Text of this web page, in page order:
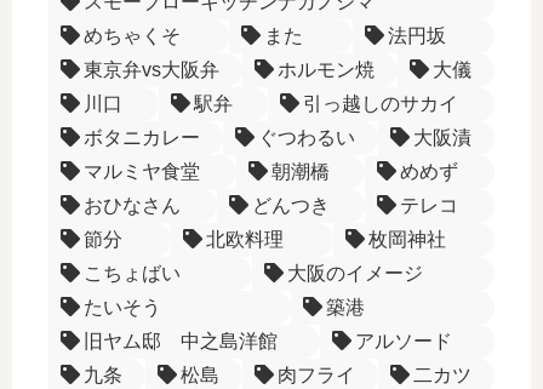
めちゃくそ
また
法円坂
東京弁vs大阪弁
ホルモン焼
大儀
川口
駅弁
引っ越しのサカイ
ボタニカレー
ぐつわるい
大阪漬
マルミヤ食堂
朝潮橋
めめず
おひなさん
どんつき
テレコ
節分
北欧料理
枚岡神社
こちょばい
大阪のイメージ
たいそう
築港
旧ヤム邸 中之島洋館
アルソード
九条
松島 肉フライ 二カツ